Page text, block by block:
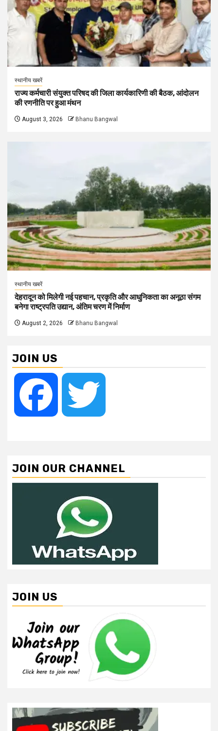
स्थानीय खबरें
राज्य कर्मचारी संयुक्त परिषद की जिला कार्यकारिणी की बैठक, आंदोलन
की रणनीति पर हुआ मंथन
August 3, 2026 Bhanu Bangwal
स्थानीय खबरें
देहरादून को मिलेगी नई पहचान, प्रकृति और आधुनिकता का अनूठा संगम
बनेगा राष्ट्रपति उद्यान, अंतिम चरण में निर्माण
August 2, 2026 Bhanu Bangwal
JOIN US
Facebook
JOIN OUR CHANNEL
JOIN US